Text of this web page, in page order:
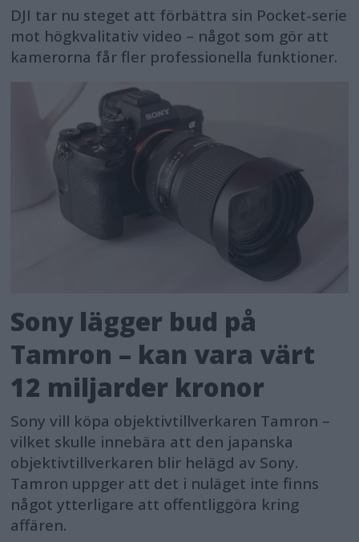
DJI tar nu steget att förbättra sin Pocket-serie
mot högkvalitativ video – något som gör att
kamerorna får fler professionella funktioner.
Sony lägger bud på
Tamron – kan vara värt
12 miljarder kronor
Sony vill köpa objektivtillverkaren Tamron –
vilket skulle innebära att den japanska
objektivtillverkaren blir helägd av Sony.
Tamron uppger att det i nuläget inte finns
något ytterligare att offentliggöra kring
affären.